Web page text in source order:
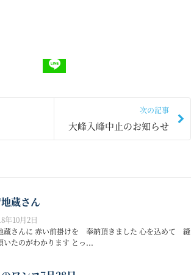
次の記事
大峰入峰中止のお知らせ
蔵さん
年10月2日
蔵さんに 赤い前掛けを 奉納頂きました 心を込めて 縫
いたのがわかります とっ...